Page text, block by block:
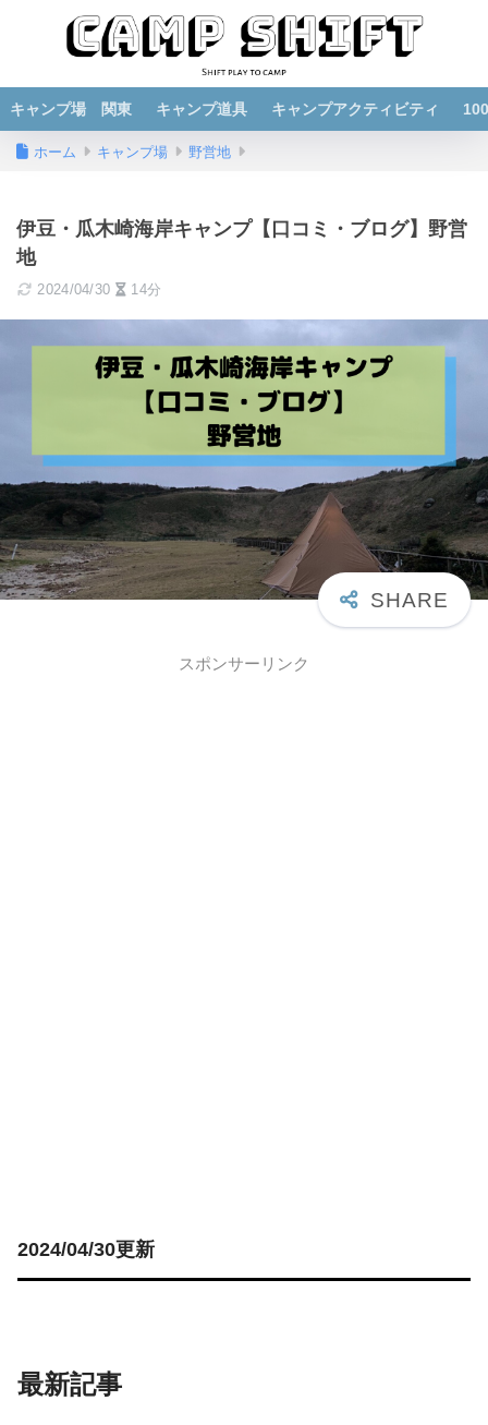
キャンプ場 関東 キャンプ道具 キャンプアクティビティ
ホーム キャンプ場 野営地
伊豆・瓜木崎海岸キャンプ【口コミ・ブログ】野営
地
2024/04/30 14分
スポンサーリンク
2024/04/30更新
最新記事